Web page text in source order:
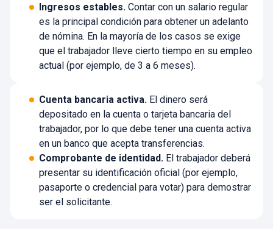
Ingresos estables. Contar con un salario regular
es la principal condición para obtener un adelanto
de nómina. En la mayoría de los casos se exige
que el trabajador lleve cierto tiempo en su empleo
actual (por ejemplo, de 3 a 6 meses).
Cuenta bancaria activa. El dinero será
depositado en la cuenta o tarjeta bancaria del
trabajador, por lo que debe tener una cuenta activa
en un banco que acepta transferencias.
Comprobante de identidad. El trabajador deberá
presentar su identificación oficial (por ejemplo,
pasaporte o credencial para votar) para demostrar
ser el solicitante.